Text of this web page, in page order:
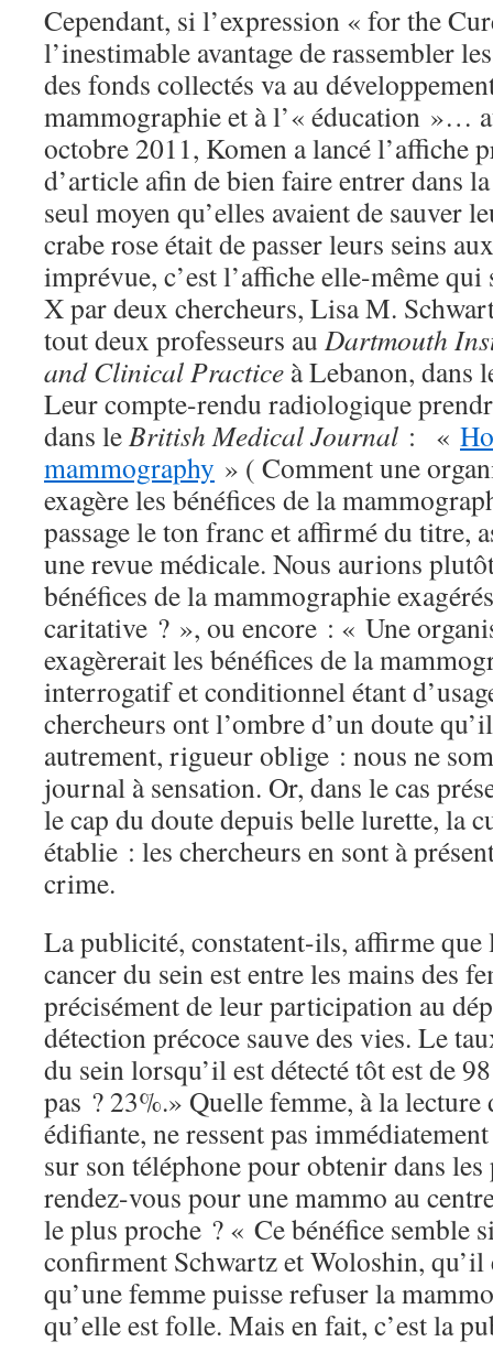
Cependant, si l’expression « for the
l’inestimable avantage de rassembler
des fonds collectés va au
mammographie et à l’« éducation »…
octobre 2011, Komen a lancé l’affiche
d’article afin de bien faire entrer dans
seul moyen qu’elles avaient de sauver
crabe rose était de passer leurs seins
imprévue, c’est l’affiche elle-même qui
X par deux chercheurs, Lisa M.
tout deux professeurs au Dartmouth
and Clinical Practice à Lebanon, dans
Leur compte-rendu radiologique
dans leBritish MedicalJournal : «
mammography » ( Comment une
exagère les bénéfices de la
passage le ton franc et affirmé du titre,
une revue médicale. Nous aurions
bénéfices de la mammographie
caritative ? », ou encore : « Une
exagèrerait les bénéfices de la
interrogatif et conditionnel étant
chercheurs ont l’ombre d’un doute
autrement, rigueur oblige : nous ne
journal à sensation. Or, dans le cas
le cap du doute depuis belle lurette, la
établie : les chercheurs en sont à
crime.
La publicité, constatent-ils, affirme que
cancer du sein est entre les mains des
précisément de leur participation au
détection précoce sauve des vies. Le
du sein lorsqu’il est détecté tôt est de
pas ? 23%.» Quelle femme, à la lecture
édifiante, ne ressent pas
sur son téléphone pour obtenir dans
rendez-vous pour une mammo au
le plus proche ? « Ce bénéfice semble
confirment Schwartz et Woloshin,
qu’une femme puisse refuser la
qu’elle est folle. Mais en fait, c’est la